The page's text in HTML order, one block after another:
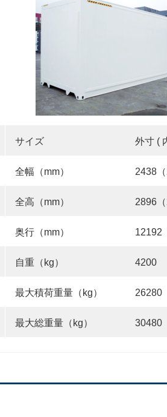
サイズ 外寸 (
全幅（mm） 2438（
全高（mm） 2896（
奥行（mm） 12192
自重（kg） 4200
最大積荷重量（kg） 26280
最大総重量（kg） 30480